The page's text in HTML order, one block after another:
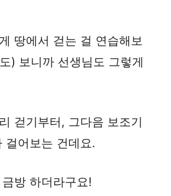
땅에서 걷는 걸 연습해보
) 보니까 선생님도 그렇게
걷기부터, 그다음 보조기
걸어보는 건데요.
방 하더라구요!